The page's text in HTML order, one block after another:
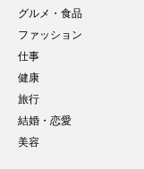
グルメ・食品
ファッション
仕事
健康
旅行
結婚・恋愛
美容